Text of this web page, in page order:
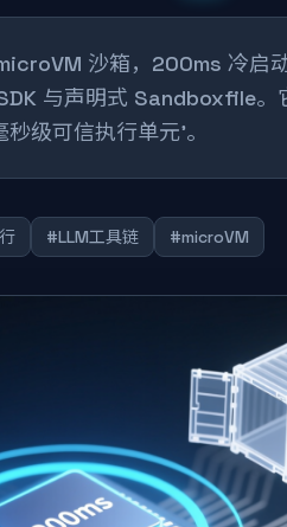
沙箱，200ms 冷启动
与声明式 Sandboxfile。
级可信执行单元’。
#LLM工具链 #microVM